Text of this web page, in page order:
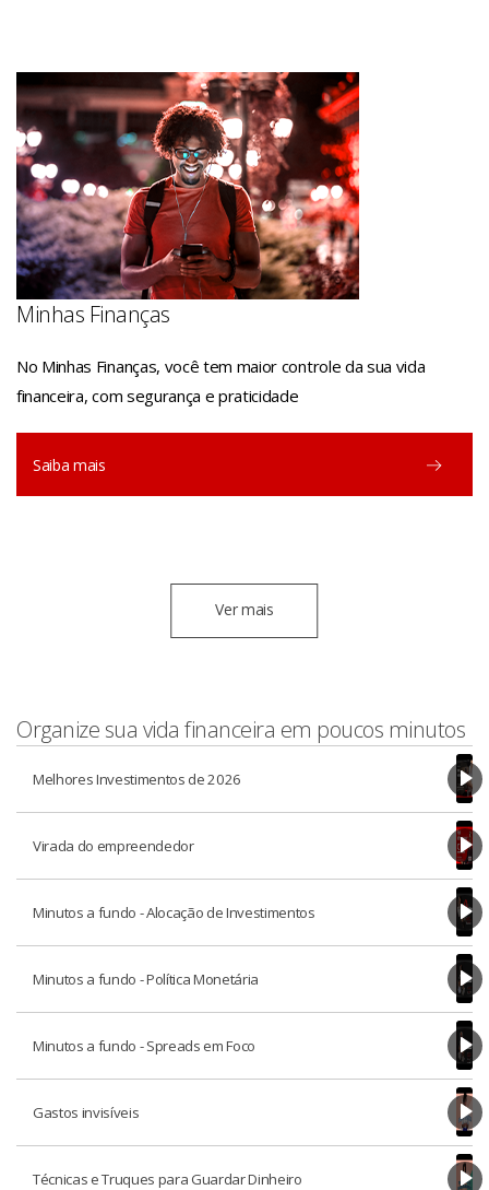
Minhas Finanças
No Minhas Finanças, você tem maior controle da sua vida
financeira, com segurança e praticidade
Saiba mais
Ver mais
Organize sua vida financeira em poucos minutos
Melhores Investimentos de 2026
Virada do empreendedor
Minutos a fundo - Alocação de Investimentos
Minutos a fundo - Política Monetária
Minutos a fundo - Spreads em Foco
Gastos invisíveis
Técnicas e Truques para Guardar Dinheiro